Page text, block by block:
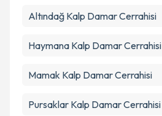
Altındağ Kalp Damar Cerrahisi
Haymana Kalp Damar Cerrahisi
Mamak Kalp Damar Cerrahisi
Pursaklar Kalp Damar Cerrahisi